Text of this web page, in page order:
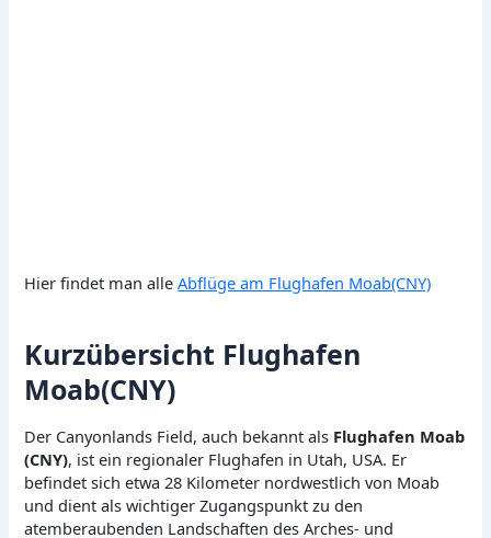
Hier findet man alleAbflüge am Flughafen Moab(CNY)
Kurzübersicht Flughafen
Moab(CNY)
Der Canyonlands Field, auch bekannt als Flughafen Moab
(CNY), ist ein regionaler Flughafen in Utah, USA. Er
befindet sich etwa 28 Kilometer nordwestlich von Moab
und dient als wichtiger Zugangspunkt zu den
atemberaubenden Landschaften des Arches- und